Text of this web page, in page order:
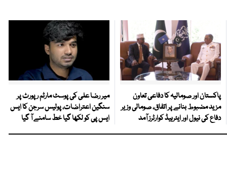
پاکستان اور صومالیہ کا دفاعی تعاون
مزید مضبوط بنانے پر اتفاق، صومالی وزیر
دفاع کی نیول اور ایئرہیڈ کوارٹرز آمد
میر رضا علی کی پوسٹ مارٹم رپورٹ پر
سنگین اعتراضات، پولیس سرجن کا ایس
ایس پی کو لکھا گیا خط سامنے آ گیا